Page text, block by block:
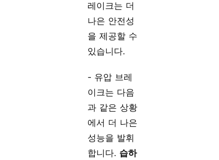
레이크는 더
나은 안전성
을 제공할 수
있습니다.
- 유압 브레
이크는 다음
과 같은 상황
에서 더 나은
성능을 발휘
합니다. 습하